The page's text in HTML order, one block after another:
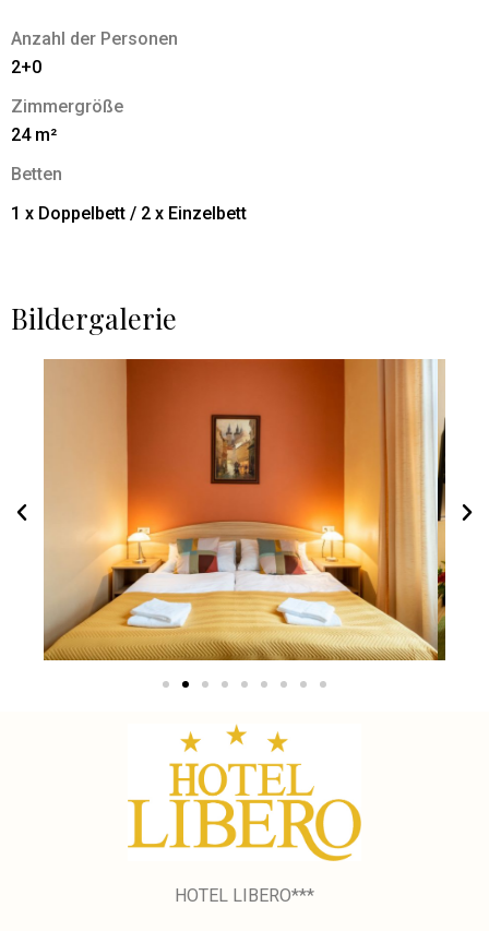
Anzahl der Personen
2+0
Zimmergröße
24 m²
Betten
1 x Doppelbett / 2 x Einzelbett
Bildergalerie
HOTEL LIBERO***